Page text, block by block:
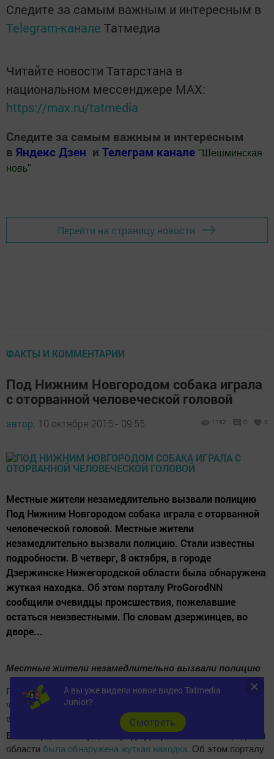
Следите за самым важным и интересным в
Telegram-канале Татмедиа
Читайте новости Татарстана в
национальном мессенджере MАХ:
https://max.ru/tatmedia
Следите за самым важным и интересным
в Яндекс Дзен и Телеграм канале " Шешминская
новь"
Перейти на страницу новости
ФАКТЫ И КОММЕНТАРИИ
Под Нижним Новгородом собака играла
c оторванной человеческой головой
автор, 10 октября 2015 - 09:55 1192 0 0
Местные жители незамедлительно вызвали полицию
Под Нижним Новгородом собака играла c оторванной
человеческой головой. Местные жители
незамедлительно вызвали полицию. Стали известны
подробности. В четверг, 8 октября, в городе
Дзержинске Нижегородской области была обнаружена
жуткая находка. Об этом порталу ProGorodNN
сообщили очевидцы происшествия, пожелавшие
остаться неизвестными. По словам дзержинцев, во
дворе...
Местные жители незамедлительно вызвали полицию
Под Нижним Новгородом собака играла c оторванной
человеческой головой. Местные жители незамедлительно
вызвали полицию. Стали известны подробности.
В четверг, 8 октября, в городе Дзержинске
Нижегородской
области была обнаружена жуткая находка. Об этом порталу
А вы уже видели новое видео Tatmedia
Junior?
Cмотреть